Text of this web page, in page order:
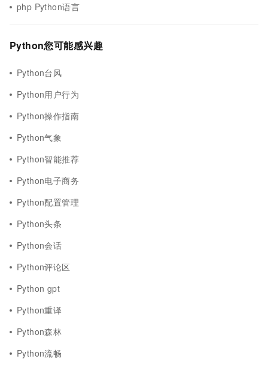
php Python语言
Python您可能感兴趣
Python台风
Python用户行为
Python操作指南
Python气象
Python智能推荐
Python电子商务
Python配置管理
Python头条
Python会话
Python评论区
Python gpt
Python重译
Python森林
Python流畅